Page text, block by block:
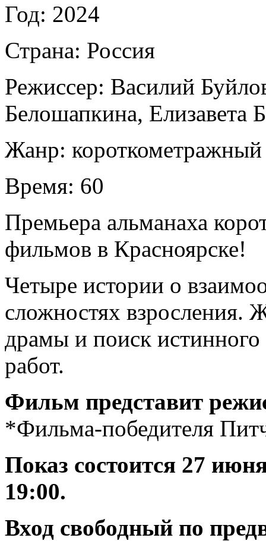
Год: 2024
Страна: Россия
Режиссер: Василий
Белошапкина, Елизавета
Жанр: короткометражный
Время: 60
Премьера альманаха
фильмов в Красноярске!
Четыре истории о
сложностях взросления.
драмы и поиск истинного
работ.
Фильм представит
*Фильма-победителя
Показ состоится 27
19:00.
Вход свободный по